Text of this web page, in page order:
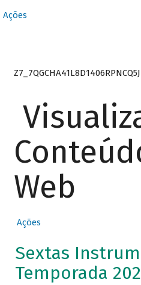
Ações
Web
Ações
Sextas
Temporada